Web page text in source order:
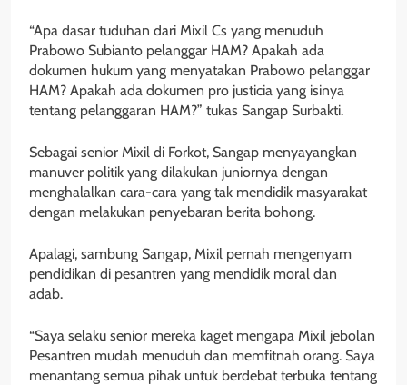
“Apa dasar tuduhan dari Mixil Cs yang menuduh
Prabowo Subianto pelanggar HAM? Apakah ada
dokumen hukum yang menyatakan Prabowo pelanggar
HAM? Apakah ada dokumen pro justicia yang isinya
tentang pelanggaran HAM?” tukas Sangap Surbakti.
Sebagai senior Mixil di Forkot, Sangap menyayangkan
manuver politik yang dilakukan juniornya dengan
menghalalkan cara-cara yang tak mendidik masyarakat
dengan melakukan penyebaran berita bohong.
Apalagi, sambung Sangap, Mixil pernah mengenyam
pendidikan di pesantren yang mendidik moral dan
adab.
“Saya selaku senior mereka kaget mengapa Mixil jebolan
Pesantren mudah menuduh dan memfitnah orang. Saya
menantang semua pihak untuk berdebat terbuka tentang